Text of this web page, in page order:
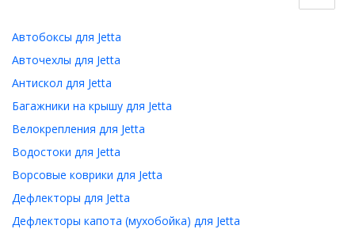
Автобоксы для Jetta
Авточехлы для Jetta
Антискол для Jetta
Багажники на крышу для Jetta
Велокрепления для Jetta
Водостоки для Jetta
Ворсовые коврики для Jetta
Дефлекторы для Jetta
Дефлекторы капота (мухобойка) для Jetta